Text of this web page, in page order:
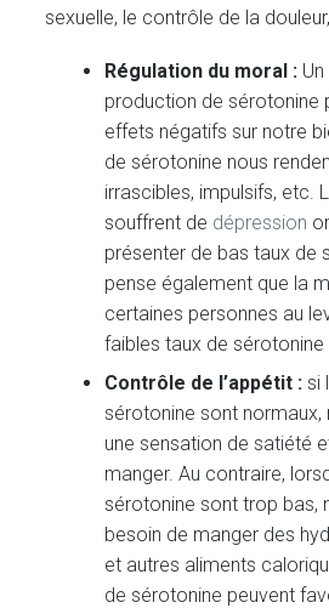
sexuelle, le contrôle de la
Régulation du moral :
production de sérotonine
effets négatifs sur notre
de sérotonine nous
irrascibles, impulsifs, etc.
souffrent de dépression
présenter de bas taux de
pense également que la
certaines personnes au
faibles taux de sérotonine
Contrôle de l’appétit : si
sérotonine sont normaux,
une sensation de satiété
manger. Au contraire,
sérotonine sont trop bas,
besoin de manger des
et autres aliments
de sérotonine peuvent